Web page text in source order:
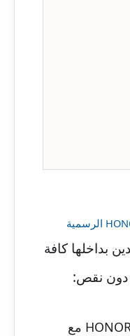
بداخلها كافة
دون نقص:
هاتف HONOR 600 Lite مع